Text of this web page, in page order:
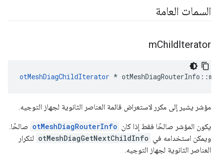
السمات العامة
mChildIterator
otMeshDiagChildIterator * otMeshDiagRouterInfo ::
مؤشر يشير إلى مكرر لاستعراض قائمة العناصر الثانوية لجهاز التوجيه.
يكون المؤشر صالحًا فقط إذا كان otMeshDiagRouterInfo صالحًا.
ويمكن استخدامه في otMeshDiagGetNextChildInfo لتكرار
العناصر الثانوية لجهاز التوجيه.